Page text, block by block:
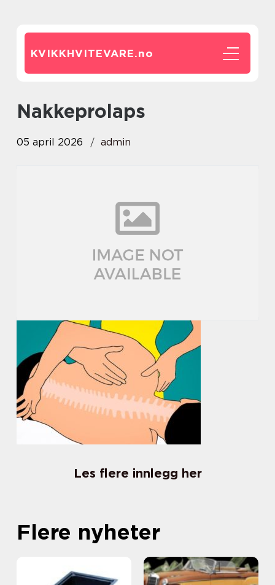
KVIKKHVITEVARE.no
nakkeprolaps
05 april 2026 admin
Les flere innlegg her
Flere nyheter